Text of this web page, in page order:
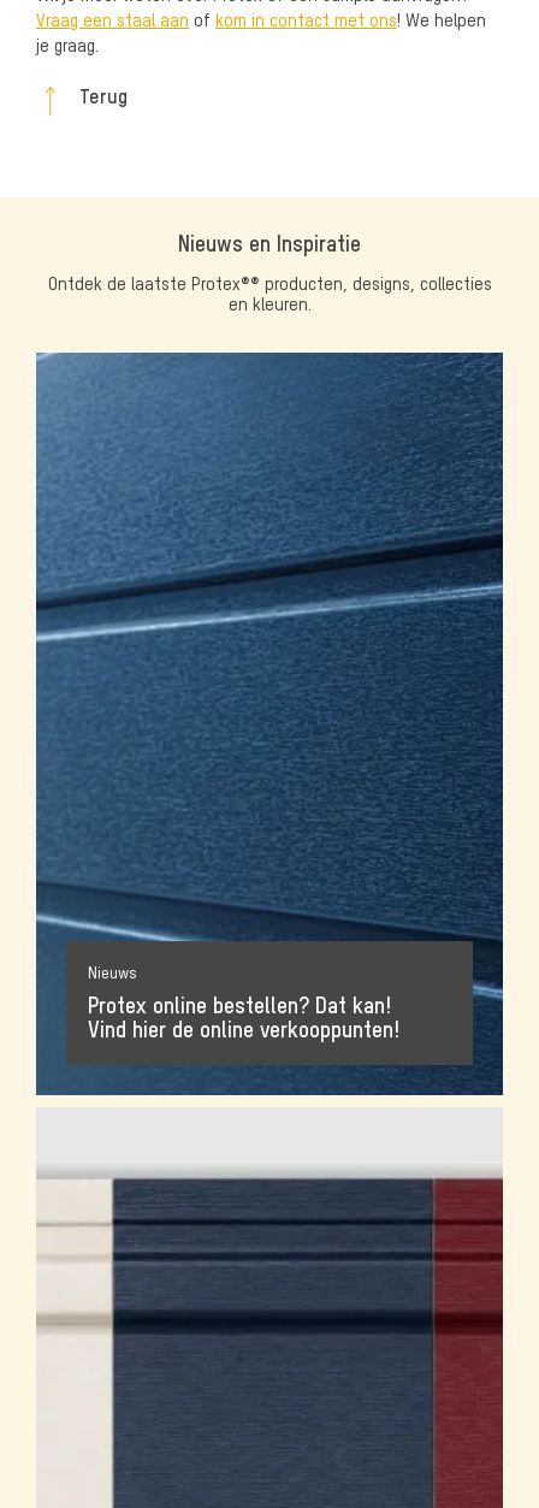
Vraag een staal aan of kom in contact met ons! We helpen
je graag.
Terug
Nieuws en Inspiratie
Ontdek de laatste Protex®® producten, designs, collecties
en kleuren.
Nieuws
Protex online bestellen? Dat kan!
Vind hier de online verkooppunten!